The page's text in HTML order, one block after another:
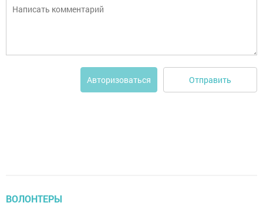
Авторизоваться Отправить
ВОЛОНТЕРЫ